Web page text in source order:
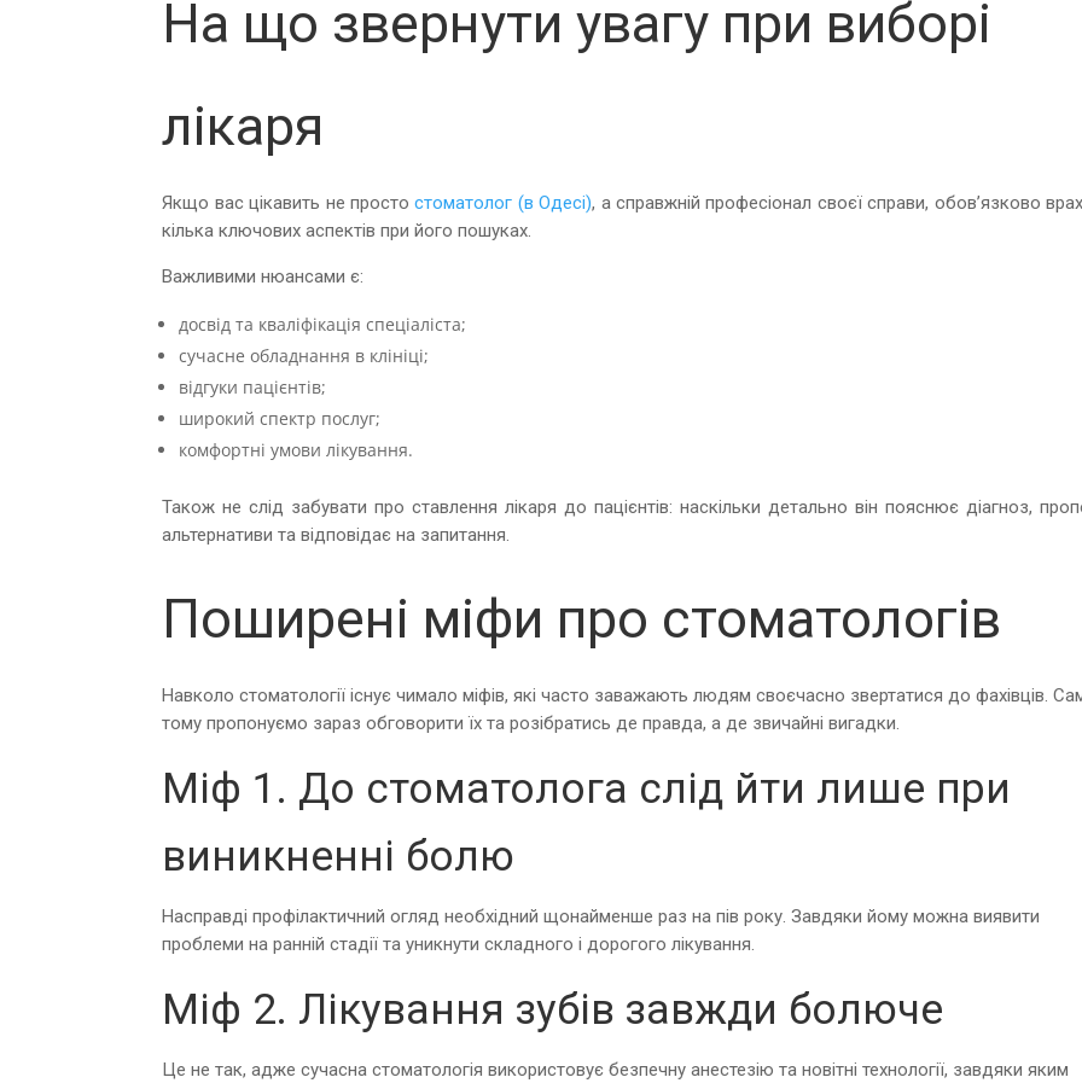
На що звернути увагу при виборі
лікаря
Якщо вас цікавить не простостоматолог (в Одесі), а справжній професіонал своєї справи, обов’язково
кілька ключових аспектів при його пошуках.
Важливими нюансами є:
досвід та кваліфікація спеціаліста;
сучасне обладнання в клініці;
відгуки пацієнтів;
широкий спектр послуг;
комфортні умови лікування.
Також не слід забувати про ставлення лікаря до пацієнтів: наскільки детально він пояснює діагноз,
альтернативи та відповідає на запитання.
Поширені міфи про стоматологів
Навколо стоматології існує чимало міфів, які часто заважають людям своєчасно звертатися до фахівців.
тому пропонуємо зараз обговорити їх та розібратись де правда, а де звичайні вигадки.
Міф 1. До стоматолога слід йти лише при
виникненні болю
Насправді профілактичний огляд необхідний щонайменше раз на пів року. Завдяки йому можна виявити
проблеми на ранній стадії та уникнути складного і дорогого лікування.
Міф 2. Лікування зубів завжди болюче
Це не так, адже сучасна стоматологія використовує безпечну анестезію та новітні технології, завдяки яким